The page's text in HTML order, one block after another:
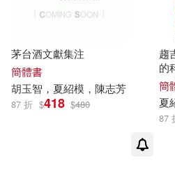
茅台酒文獻集注
簡體書
胡玉智 ， 夏紹模 ， 陳志芳
87 折 $418 $480
趨
的
簡
夏
87